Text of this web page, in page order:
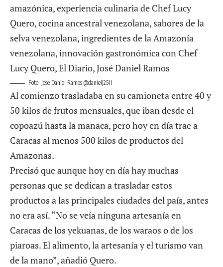
Foto: Jose Daniel Ramos @danielj2511
Al comienzo trasladaba en su camioneta entre 40 y
50 kilos de frutos mensuales, que iban desde el
copoazú hasta la manaca, pero hoy en día trae a
Caracas al menos 500 kilos de productos del
Amazonas.
Precisó que aunque hoy en día hay muchas
personas que se dedican a trasladar estos
productos a las principales ciudades del país, antes
no era así. “No se veía ninguna artesanía en
Caracas de los yekuanas, de los waraos o de los
piaroas. El alimento, la artesanía y el turismo van
de la mano”, añadió Quero.